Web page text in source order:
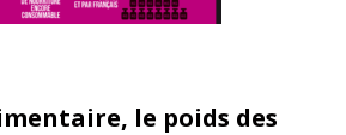
le poids des